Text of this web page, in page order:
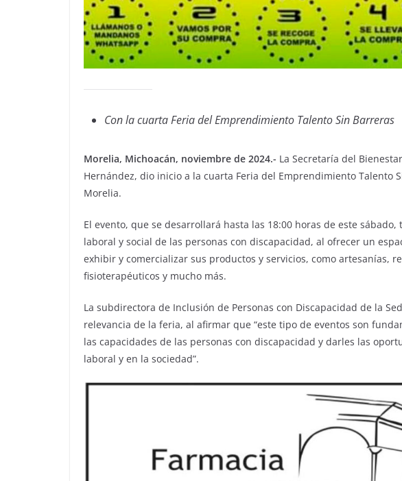
Con la cuarta Feria del Emprendimiento Talento Sin Barreras
Morelia, Michoacán, noviembre de 2024.- La Secretaría del
Hernández, dio inicio a la cuarta Feria del Emprendimiento Talento
Morelia.
El evento, que se desarrollará hasta las 18:00 horas de este
laboral y social de las personas con discapacidad, al ofrecer un
exhibir y comercializar sus productos y servicios, como artesanías,
fisioterapéuticos y mucho más.
La subdirectora de Inclusión de Personas con Discapacidad de la
relevancia de la feria, al afirmar que “este tipo de eventos son
las capacidades de las personas con discapacidad y darles las
laboral y en la sociedad”.